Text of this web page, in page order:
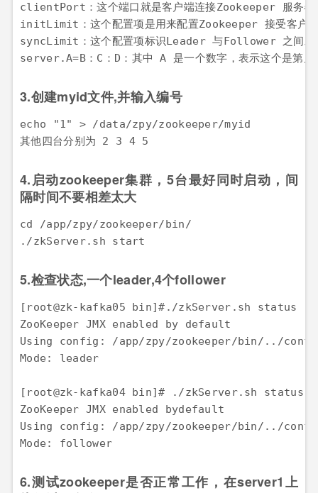
clientPort：这个端口就是客户端连接Zookeeper 服务器
initLimit：这个配置项是用来配置Zookeeper 接受客户端
syncLimit：这个配置项标识Leader 与Follower 之间发
server.A=B：C：D：其中 A 是一个数字，表示这个是第
3.创建myid文件,并输入编号
echo "1" > /data/zpy/zookeeper/myid
其他四台分别为 2 3 4 5
4.启动zookeeper集群，5台最好同时启动，间
隔时间不要相差太大
cd /app/zpy/zookeeper/bin/
./zkServer.sh start
5.检查状态,一个leader,4个follower
[root@zk-kafka05 bin]#./zkServer.sh status
ZooKeeper JMX enabled by default
Using config: /app/zpy/zookeeper/bin/../conf/
Mode: leader
[root@zk-kafka04 bin]# ./zkServer.sh status
ZooKeeper JMX enabled bydefault
Using config: /app/zpy/zookeeper/bin/../conf/
Mode: follower
6.测试zookeeper是否正常工作，在server1上